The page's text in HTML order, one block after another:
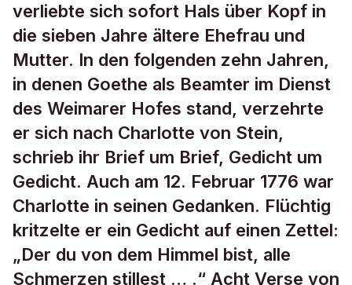
verliebte sich sofort Hals über Kopf in
die sieben Jahre ältere Ehefrau und
Mutter. In den folgenden zehn Jahren,
in denen Goethe als Beamter im Dienst
des Weimarer Hofes stand, verzehrte
er sich nach Charlotte von Stein,
schrieb ihr Brief um Brief, Gedicht um
Gedicht. Auch am 12. Februar 1776 war
Charlotte in seinen Gedanken. Flüchtig
kritzelte er ein Gedicht auf einen Zettel:
„Der du von dem Himmel bist, alle
Schmerzen stillest … .“ Acht Verse von